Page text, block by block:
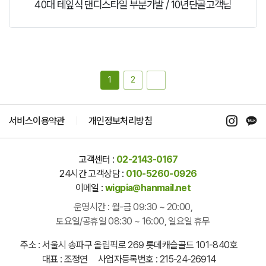
40대 테잎식 댄디스타일 부분가발 / 10년단골고객님
1 2
서비스이용약관 개인정보처리방침
고객센터 : 02-2143-0167
24시간 고객상담 : 010-5260-0926
이메일 :wigpia@hanmail.net
운영시간 : 월-금 09:30 ~ 20:00,
토요일/공휴일 08:30 ~ 16:00, 일요일 휴무
주소 : 서울시 송파구 올림픽로 269 롯데캐슬골드 101-840호
대표 : 조정연 사업자등록번호 : 215-24-26914